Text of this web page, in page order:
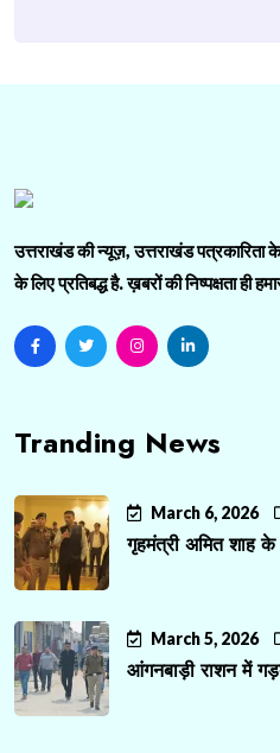
उत्तराखंड की न्यूज़, उत्तराखंड पत्रकारिता
के लिए प्रतिबद्ध है. ख़बरों की निष्पक्षता ही
Tranding News
March 6, 2026
गृहमंत्री अमित शाह
March 5, 2026
आंगनबाड़ी राशन में